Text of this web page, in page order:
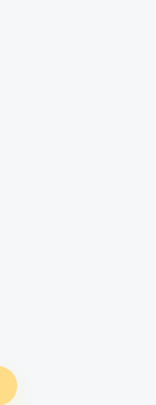
זה מעניין אותי!